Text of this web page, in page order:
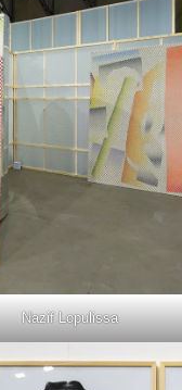
Nazif Lopulissa